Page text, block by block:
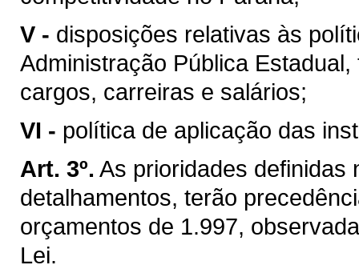
V - disposições relativas às
Administração Pública
cargos, carreiras e salários;
VI - política de aplicação das
Art. 3º. As prioridades definidas
detalhamentos, terão
orçamentos de 1.997,
Lei.